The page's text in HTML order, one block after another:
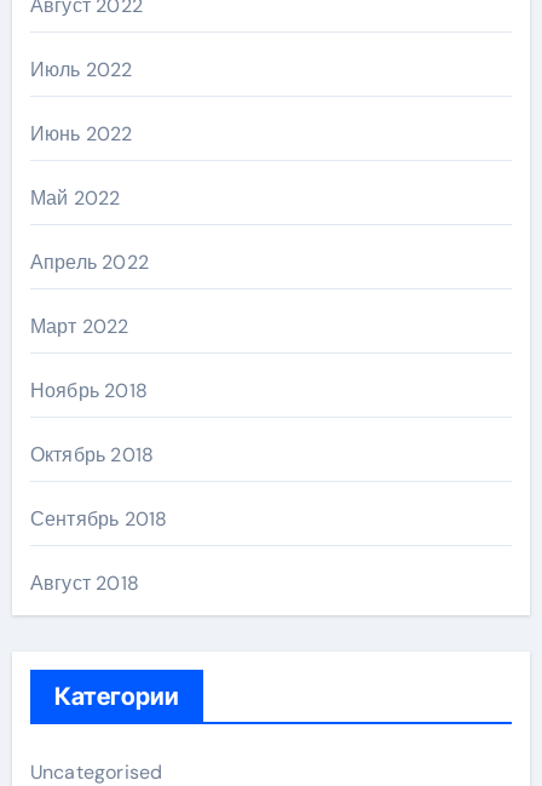
Август 2022
Июль 2022
Июнь 2022
Май 2022
Апрель 2022
Март 2022
Ноябрь 2018
Октябрь 2018
Сентябрь 2018
Август 2018
Категории
Uncategorised